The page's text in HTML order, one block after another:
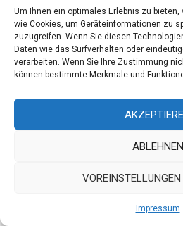
Um Ihnen ein optimales Erlebnis zu
wie Cookies, um Geräteinformationen zu
zuzugreifen. Wenn Sie diesen
Daten wie das Surfverhalten oder
verarbeiten. Wenn Sie Ihre Zustimmung
können bestimmte Merkmale und
ABLEHNEN
Impressum